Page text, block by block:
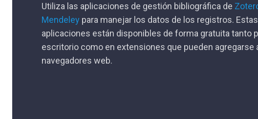
Utiliza las aplicaciones de gestión bibliográfica de
Mendeley para manejar los datos de los registros. Estas
aplicaciones están disponibles de forma gratuita tanto
escritorio como en extensiones que pueden agregarse
navegadores web.